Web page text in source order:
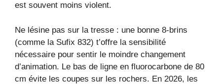
est souvent moins violent.
Ne lésine pas sur la tresse : une bonne 8-brins
(comme la Sufix 832) t’offre la sensibilité
nécessaire pour sentir le moindre changement
d’animation. Le bas de ligne en fluorocarbone de 80
cm évite les coupes sur les rochers. En 2026, les